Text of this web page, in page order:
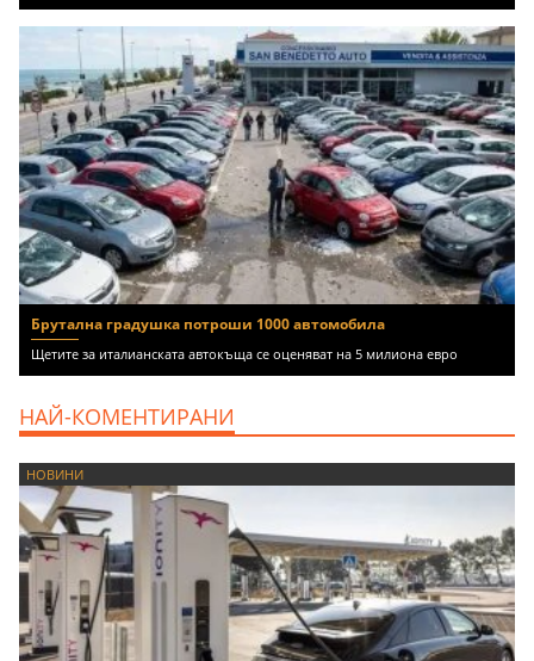
Брутална градушка потроши 1000 автомобила
Щетите за италианската автокъща се оценяват на 5 милиона евро
НАЙ-КОМЕНТИРАНИ
НОВИНИ